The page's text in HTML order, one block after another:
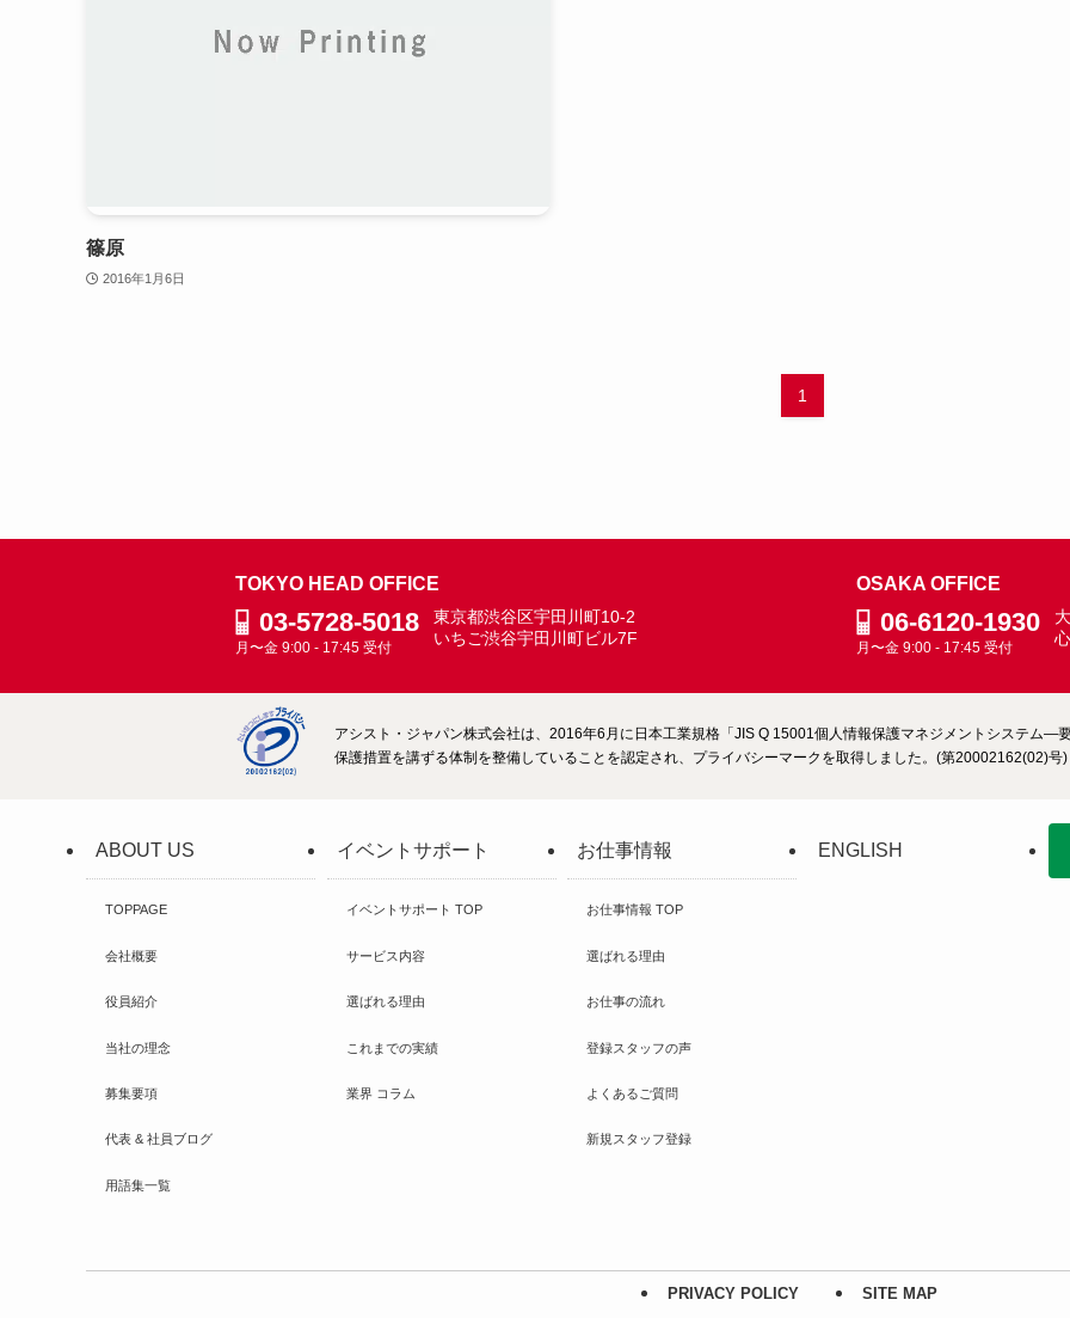
篠原
2016年1月6日
1
TOKYO HEAD OFFICE
03-5728-5018
月〜金 9:00 - 17:45 受付
東京都渋谷区宇田川町10-2
いちご渋谷宇田川町ビル7F
OSAKA OFFICE
06-6120-1930
月〜金 9:00 - 17:45 受付
アシスト・ジャパン株式会社は、2016年6月に日本工業規格「JIS Q 15001個人情報保護マネジメントシステム―
保護措置を講ずる体制を整備していることを認定され、プライバシーマークを取得しました。(第20002162(02)号)
ABOUT US
TOPPAGE
会社概要
役員紹介
当社の理念
募集要項
代表 & 社員ブログ
用語集一覧
イベントサポート
イベントサポート TOP
サービス内容
選ばれる理由
これまでの実績
業界 コラム
お仕事情報
お仕事情報 TOP
選ばれる理由
お仕事の流れ
登録スタッフの声
よくあるご質問
新規スタッフ登録
ENGLISH
PRIVACY POLICY SITE MAP